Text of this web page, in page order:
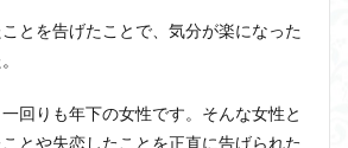
とを告げたことで、気分が楽になった
回りも年下の女性です。そんな女性と
とや失恋したことを正直に告げられた